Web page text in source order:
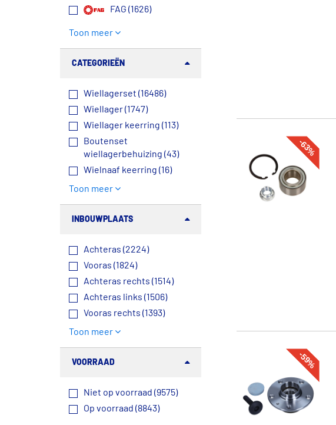
FAG (1626)
Toon meer
CATEGORIEËN
Wiellagerset (16486)
Wiellager (1747)
Wiellager keerring (113)
Boutenset
wiellagerbehuizing (43)
Wielnaaf keerring (16)
Toon meer
INBOUWPLAATS
Achteras (2224)
Vooras (1824)
Achteras rechts (1514)
Achteras links (1506)
Vooras rechts (1393)
Toon meer
VOORRAAD
Niet op voorraad (9575)
Op voorraad (8843)
-63%
-59%